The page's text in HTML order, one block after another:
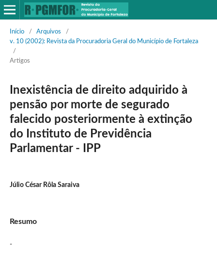
Início / Arquivos
/
v. 10 (2002): Revista da Procuradoria Geral do Município de Fortaleza
/
Artigos
Inexistência de direito adquirido à
pensão por morte de segurado
falecido posteriormente à extinção
do Instituto de Previdência
Parlamentar - IPP
Júlio César Rôla Saraiva
Resumo
-